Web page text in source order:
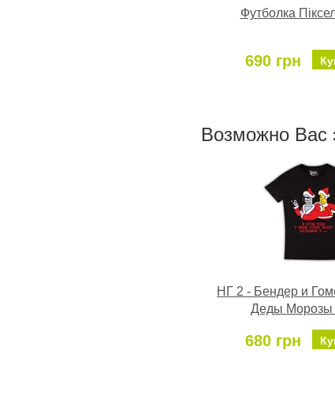
Футболка
690 грн
Возможно Ваc
НГ 2 - Бендер и
Деды Морозы
680 грн